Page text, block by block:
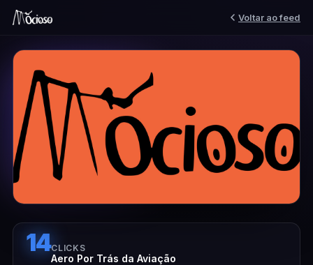
Voltar ao feed
14CLICKS
Aero Por Trás da Aviação